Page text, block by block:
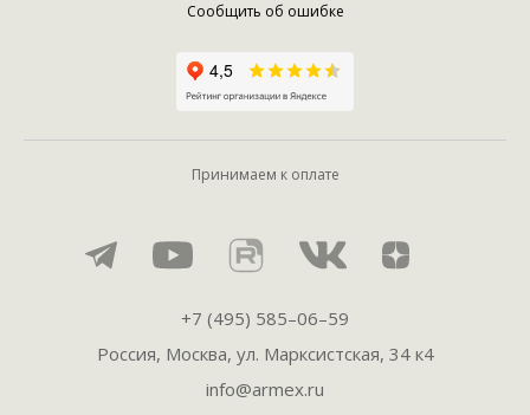
+7 (495) 585–06–59
Россия, Москва, ул. Марксистская, 34 к4
info@armex.ru
Принимаем к оплате
Сообщить об ошибке